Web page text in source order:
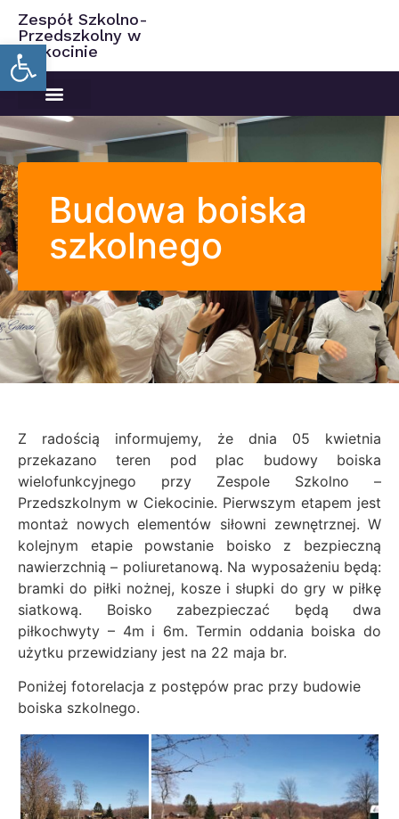
Open toolbar
Zespół Szkolno-
Przedszkolny w
Ciekocinie
Budowa boiska
szkolnego
Z radością informujemy, że dnia 05 kwietnia
przekazano teren pod plac budowy boiska
wielofunkcyjnego przy Zespole Szkolno –
Przedszkolnym w Ciekocinie. Pierwszym etapem jest
montaż nowych elementów siłowni zewnętrznej. W
kolejnym etapie powstanie boisko z bezpieczną
nawierzchnią – poliuretanową. Na wyposażeniu będą:
bramki do piłki nożnej, kosze i słupki do gry w piłkę
siatkową. Boisko zabezpieczać będą dwa
piłkochwyty – 4m i 6m. Termin oddania boiska do
użytku przewidziany jest na 22 maja br.
Poniżej fotorelacja z postępów prac przy budowie
boiska szkolnego.